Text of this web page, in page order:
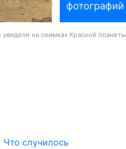
фотографий
увидели на снимках Красной планеты
Что случилось